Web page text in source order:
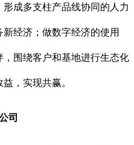
成多支柱产品线协同的人力
经济；做数字经济的使用
围绕客户和基地进行生态化
，实现共赢。
司